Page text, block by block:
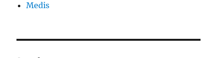
Medis